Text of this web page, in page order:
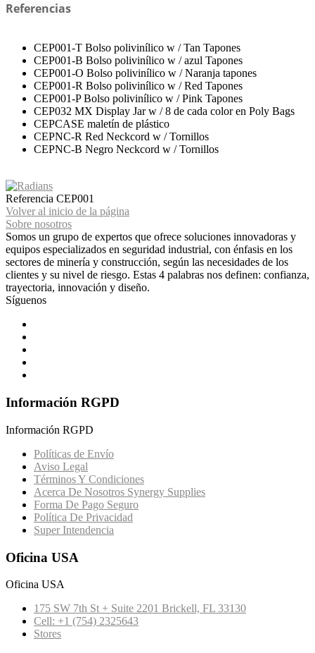
Referencias
CEP001-T Bolso polivinílico w / Tan Tapones
CEP001-B Bolso polivinílico w / azul Tapones
CEP001-O Bolso polivinílico w / Naranja tapones
CEP001-R Bolso polivinílico w / Red Tapones
CEP001-P Bolso polivinílico w / Pink Tapones
CEP032 MX Display Jar w / 8 de cada color en Poly Bags
CEPCASE maletín de plástico
CEPNC-R Red Neckcord w / Tornillos
CEPNC-B Negro Neckcord w / Tornillos
Referencia CEP001
Volver al inicio de la página
Sobre nosotros
Somos un grupo de expertos que ofrece soluciones innovadoras y
equipos especializados en seguridad industrial, con énfasis en los
sectores de minería y construcción, según las necesidades de los
clientes y su nivel de riesgo. Estas 4 palabras nos definen: confianza,
trayectoria, innovación y diseño.
Síguenos
Información RGPD
Información RGPD
Políticas de Envío
Aviso Legal
Términos Y Condiciones
Acerca De Nosotros Synergy Supplies
Forma De Pago Seguro
Política De Privacidad
Super Intendencia
Oficina USA
Oficina USA
175 SW 7th St + Suite 2201 Brickell, FL 33130
Cell: +1 (754) 2325643
Stores